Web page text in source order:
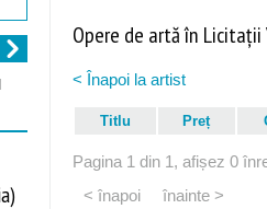
Opere de artă în
< Înapoi la artist
Titlu Preț
Pagina 1 din 1, afișez 0
< înapoi
înainte >